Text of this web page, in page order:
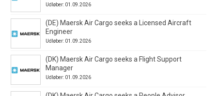
Udløber: 01.09.2026
(DE) Maersk Air Cargo seeks a Licensed Aircraft
Engineer
Udløber: 01.09.2026
(DK) Maersk Air Cargo seeks a Flight Support
Manager
Udløber: 01.09.2026